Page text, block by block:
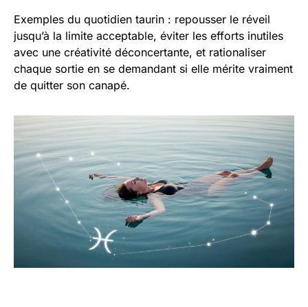
Exemples du quotidien taurin : repousser le réveil
jusqu’à la limite acceptable, éviter les efforts inutiles
avec une créativité déconcertante, et rationaliser
chaque sortie en se demandant si elle mérite vraiment
de quitter son canapé.